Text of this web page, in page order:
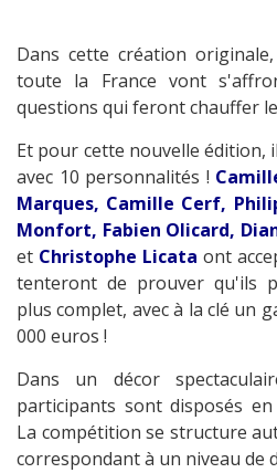
Dans cette création
toute la France vont
questions qui feront chauffer
Et pour cette nouvelle édition,
avec 10 personnalités !
Marques, Camille Cerf,
Monfort, Fabien Olicard,
et Christophe Licata ont
tenteront de prouver qu'ils
plus complet, avec à la clé un
000 euros !
Dans un décor
participants sont disposés
La compétition se structure
correspondant à un niveau de